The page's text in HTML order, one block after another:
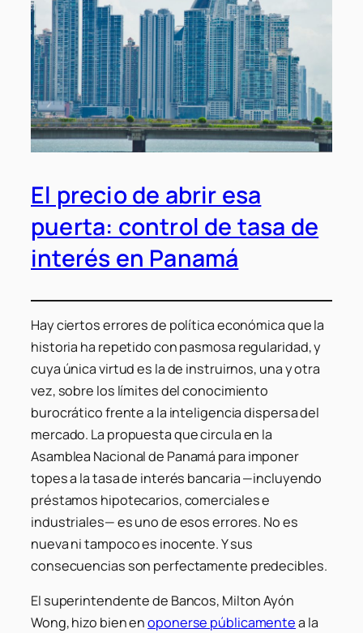
El precio de abrir esa
puerta: control de tasa de
interés en Panamá
Hay ciertos errores de política económica que la
historia ha repetido con pasmosa regularidad, y
cuya única virtud es la de instruirnos, una y otra
vez, sobre los límites del conocimiento
burocrático frente a la inteligencia dispersa del
mercado. La propuesta que circula en la
Asamblea Nacional de Panamá para imponer
topes a la tasa de interés bancaria —incluyendo
préstamos hipotecarios, comerciales e
industriales— es uno de esos errores. No es
nueva ni tampoco es inocente. Y sus
consecuencias son perfectamente predecibles.
El superintendente de Bancos, Milton Ayón
Wong, hizo bien enoponerse públicamentea la